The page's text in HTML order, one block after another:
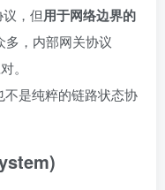
，但用于网络边界的
多，内部网关协议
。
是纯粹的链路状态协